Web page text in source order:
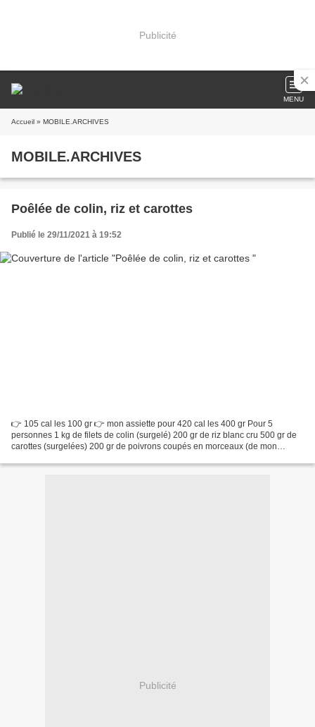
Publicité
MENU
Accueil » MOBILE.ARCHIVES
MOBILE.ARCHIVES
Poêlée de colin, riz et carottes
Publié le 29/11/2021 à 19:52
👉 105 cal les 100 gr 👉 mon assiette pour 420 cal les 400 gr Pour 5
personnes 1 kg de filets de colin (surgelé) 200 gr de riz blanc cru 500 gr de
carottes (surgelées) 200 gr de poivrons coupés en morceaux (de mon
Publicité